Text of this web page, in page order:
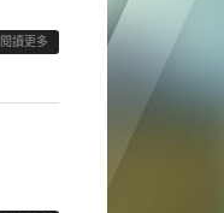
閱讀更多